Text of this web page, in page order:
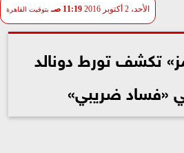
الأحد، 2 أكتوبر 2016 11:19 صـ بتوقيت القاهرة
تكشف تورط دونالد
«فساد ضريبي»